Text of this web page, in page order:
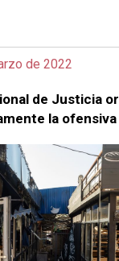
de 2022
de Justicia
la